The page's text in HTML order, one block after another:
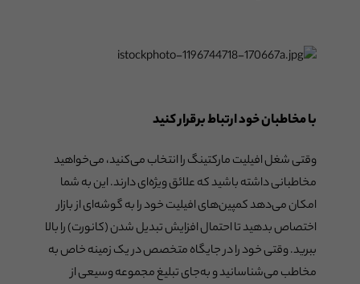
با مخاطبان خود ارتباط برقرار کنید
وقتی شغل افیلیت مارکتینگ را انتخاب می‌کنید، می‌خواهید
مخاطبانی داشته باشید که علائق ویژه‌ای دارند. این به شما
امکان می‌دهد کمپین‌های افیلیت خود را به گوشه‌ای از بازار
اختصاص بدهید تا احتمال افزایش تبدیل شدن (کانورت) را بالا
ببرید. وقتی خود را در جایگاه متخصص در یک زمینه خاص به
مخاطب می‌شناسانید و به‌جای تبلیغ مجموعه وسیعی از